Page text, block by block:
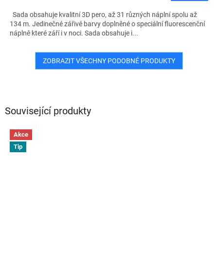
Související produkty
Akce
Tip
Sada obsahuje kvalitní 3D pero, až 31 různých náplní spolu až
134 m. Jedinečné zářivé barvy doplněné o speciální fluorescenční
náplně které září i v noci. Sada obsahuje i...
ZOBRAZIT VŠECHNY PODOBNÉ PRODUKTY